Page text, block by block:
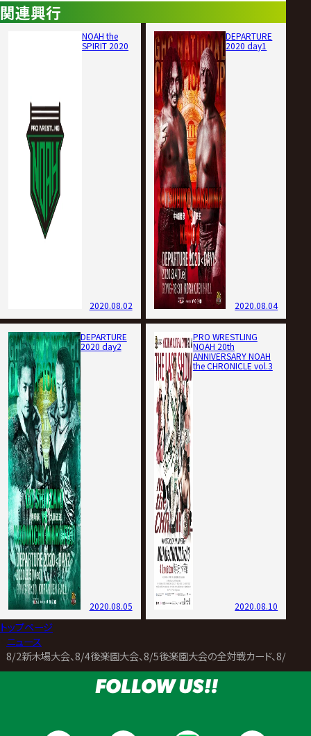
関連興行
NOAH the
SPIRIT 2020
2020.08.02
DEPARTURE
2020 day1
2020.08.04
DEPARTURE
2020 day2
2020.08.05
PRO WRESTLING
NOAH 20th
ANNIVERSARY NOAH
the CHRONICLE vol.3
2020.08.10
トップページ
ニュース
8/2新木場大会、8/4後楽園大会、8/5後楽園大会の全対戦カード、8/10
FOLLOW US!!